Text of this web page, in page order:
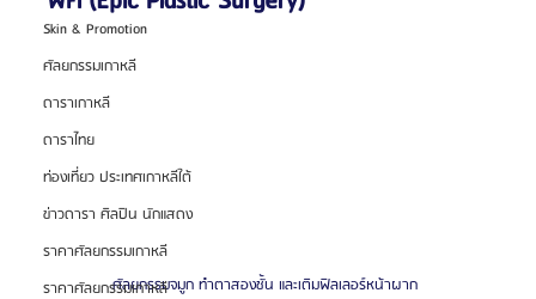
Skin & Promotion
ศัลยกรรมเกาหลี
ดาราเกาหลี
ดาราไทย
ท่องเที่ยว ประเทศเกาหลีใต้
ข่าวดารา ศิลปิน นักแสดง
ราคาศัลยกรรมเกาหลี
ราคาศัลยกรรมเกาหลีศัลยกรรมจมูก ทำตาสองชั้น และเติมฟิลเลอร์หน้าผาก